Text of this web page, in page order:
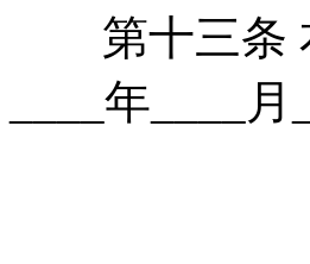
第十三条 本
____年____